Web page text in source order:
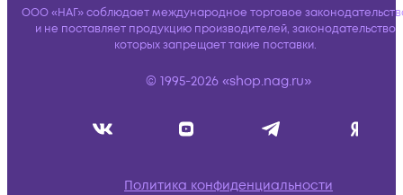
ООО «НАГ» соблюдает международное торговое
и не поставляет продукцию производителей, законодательство
которых запрещает такие поставки.
© 1995-2026 «shop.nag.ru»
Политика конфиденциальности